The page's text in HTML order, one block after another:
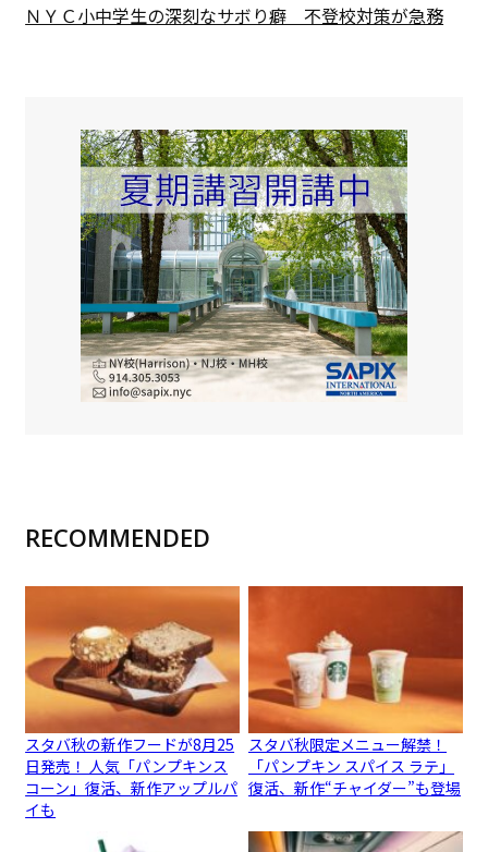
ＮＹＣ小中学生の深刻なサボり癖 不登校対策が急務
RECOMMENDED
スタバ秋の新作フードが8月25
日発売！ 人気「パンプキンス
コーン」復活、新作アップルパ
イも
スタバ秋限定メニュー解禁！
「パンプキン スパイス ラテ」
復活、新作“チャイダー”も登場